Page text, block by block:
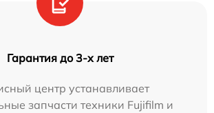
Гарантия до 3-х лет
центр устанавливает
запчасти техники Fujifilm и